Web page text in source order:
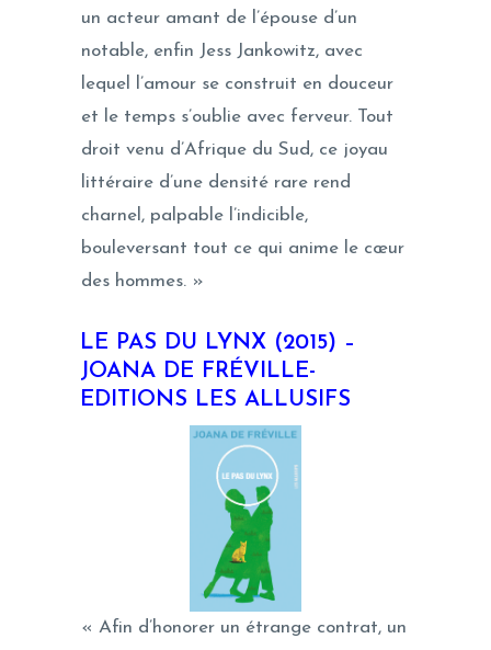
un acteur amant de l’épouse d’un
notable, enfin Jess Jankowitz, avec
lequel l’amour se construit en douceur
et le temps s’oublie avec ferveur. Tout
droit venu d’Afrique du Sud, ce joyau
littéraire d’une densité rare rend
charnel, palpable l’indicible,
bouleversant tout ce qui anime le cœur
des hommes. »
LE PAS DU LYNX (2015) –
JOANA DE FRÉVILLE-
EDITIONS LES ALLUSIFS
« Afin d’honorer un étrange contrat, un